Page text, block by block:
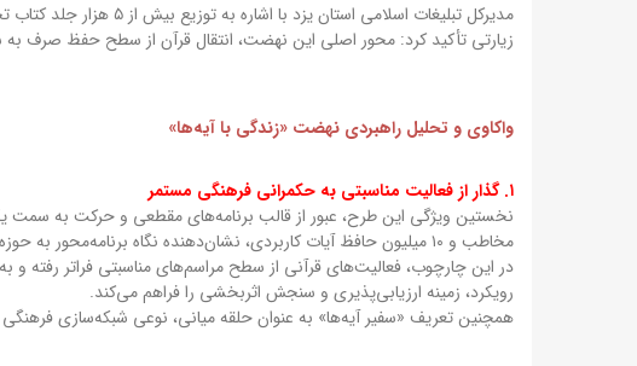
مدیرکل تبلیغات اسلامی
زیارتی تأکید کرد: محور اصلی این نهضت، انتقال قرآن از سطح حفظ صرف
واکاوی و تحلیل راهبردی نهضت «زندگی با آیه‌ها»
۱. گذار از فعالیت مناسبتی به حکمرانی فرهنگی مستمر
مخاطب و ۱۰ میلیون حافظ آیات کاربردی، نشان‌دهنده نگاه برنامه‌محور به حوزه فرهنگ دینی است.
در این چارچوب، فعالیت‌های قرآنی از سطح مراسم‌های مناسبتی فراتر رفته
رویکرد، زمینه ارزیابی‌پذیری و سنجش اثربخشی را فراهم می‌کند.
همچنین تعریف «سفیر آیه‌ها» به عنوان حلقه میانی، نوعی شبکه‌سازی فرهنگی